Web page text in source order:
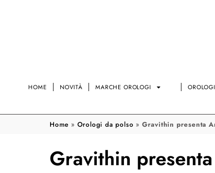
HOME NOVITÀ MARCHE OROLOGI
Home » Orologi da polso » Gravithin presenta
Gravithin